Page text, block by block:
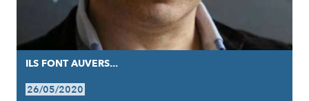
ILS FONT AUVERS...
26/05/2020